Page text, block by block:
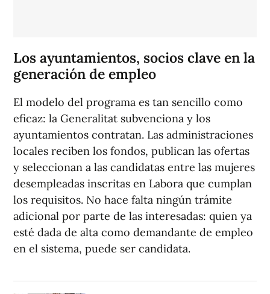
Los ayuntamientos, socios clave en la
generación de empleo
El modelo del programa es tan sencillo como
eficaz: la Generalitat subvenciona y los
ayuntamientos contratan. Las administraciones
locales reciben los fondos, publican las ofertas
y seleccionan a las candidatas entre las mujeres
desempleadas inscritas en Labora que cumplan
los requisitos. No hace falta ningún trámite
adicional por parte de las interesadas: quien ya
esté dada de alta como demandante de empleo
en el sistema, puede ser candidata.